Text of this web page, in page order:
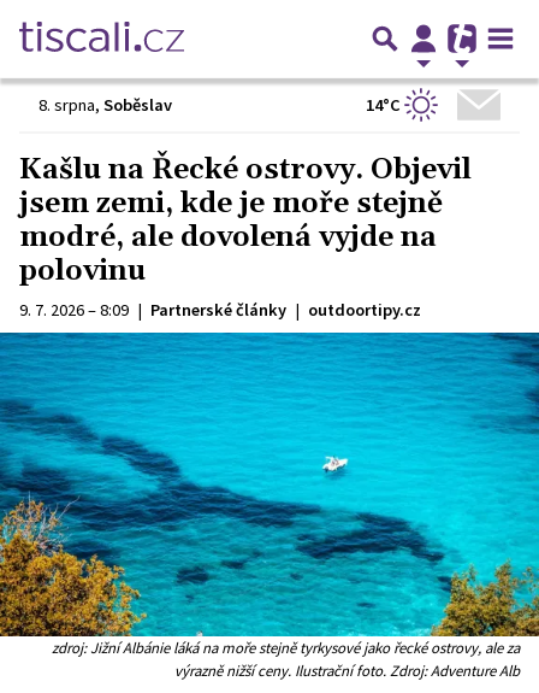
8. srpna, Soběslav 14°C
Kašlu na Řecké ostrovy. Objevil
jsem zemi, kde je moře stejně
modré, ale dovolená vyjde na
polovinu
9. 7. 2026 – 8:09 | Partnerské články | outdoortipy.cz
zdroj: Jižní Albánie láká na moře stejně tyrkysové jako řecké ostrovy, ale za
výrazně nižší ceny. Ilustrační foto. Zdroj: Adventure Alb